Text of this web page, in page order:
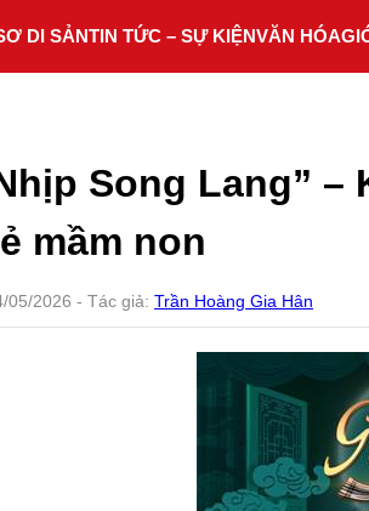
DI SẢNTIN TỨC – SỰ KIỆNVĂN HÓA
Song Lang”
mầm non
05/2026 - Tác giả: Trần Hoàng Gia Hân